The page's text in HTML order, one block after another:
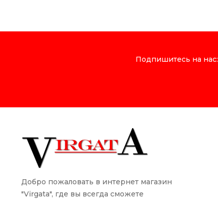
Подпишитесь на нас:
Добро пожаловать в интернет магазин
"Virgata", где вы всегда сможете